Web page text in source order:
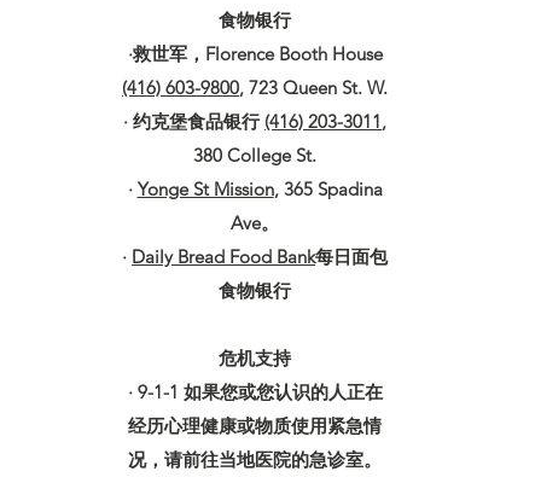
食物银行
·救世军，Florence Booth House
(416) 603-9800, 723 Queen St. W.
· 约克堡食品银行 (416) 203-3011,
380 College St.
· Yonge St Mission, 365 Spadina
Ave。
· Daily Bread Food Bank每日面包
食物银行
危机支持
· 9-1-1 如果您或您认识的人正在
经历心理健康或物质使用紧急情
况，请前往当地医院的急诊室。